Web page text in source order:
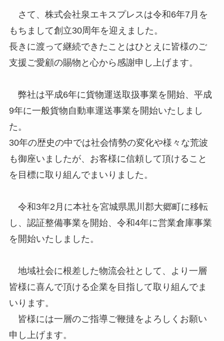
さて、株式会社泉エキスプレスは令和6年7月を
もちまして創立30周年を迎えました。
長きに渡って継続できたことはひとえに皆様のご
支援ご愛顧の賜物と心から感謝申し上げます。
弊社は平成6年に貨物運送取扱事業を開始、平成
9年に一般貨物自動車運送事業を開始いたしまし
た。
30年の歴史の中では社会情勢の変化や様々な荒波
も御座いましたが、お客様に信頼して頂けること
を目標に取り組んでまいりました。
令和3年2月に本社を宮城県黒川郡大郷町に移転
し、認証整備事業を開始、令和4年に営業倉庫事業
を開始いたしました。
地域社会に根差した物流会社として、より一層
皆様に喜んで頂ける企業を目指して取り組んでま
いります。
皆様には一層のご指導ご鞭撻をよろしくお願い
申し上げます。